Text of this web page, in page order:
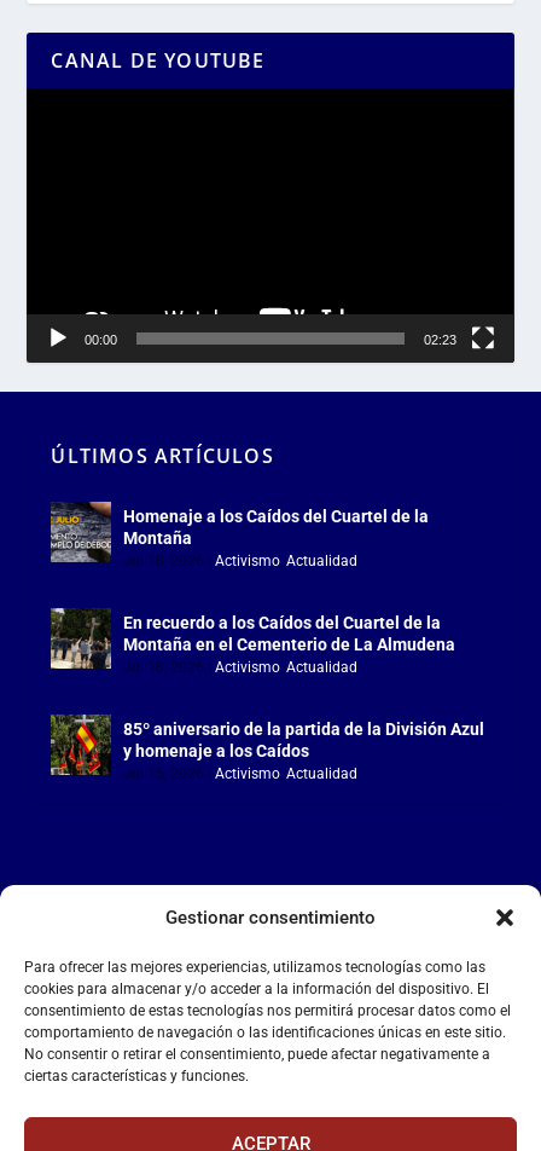
Gestionar consentimiento
Para ofrecer las mejores experiencias, utilizamos tecnologías como las
cookies para almacenar y/o acceder a la información del dispositivo. El
consentimiento de estas tecnologías nos permitirá procesar datos como el
comportamiento de navegación o las identificaciones únicas en este sitio.
No consentir o retirar el consentimiento, puede afectar negativamente a
ciertas características y funciones.
ACEPTAR
CANAL DE YOUTUBE
00:00 02:23
ÚLTIMOS ARTÍCULOS
Homenaje a los Caídos del Cuartel de la
Montaña
Jul 18, 2026 |Activismo ,Actualidad
En recuerdo a los Caídos del Cuartel de la
Montaña en el Cementerio de La Almudena
Jul 18, 2026 |Activismo ,Actualidad
85º aniversario de la partida de la División Azul
y homenaje a los Caídos
Jul 15, 2026 |Activismo ,Actualidad
LA FALANGE
Reproductor
de
vídeo